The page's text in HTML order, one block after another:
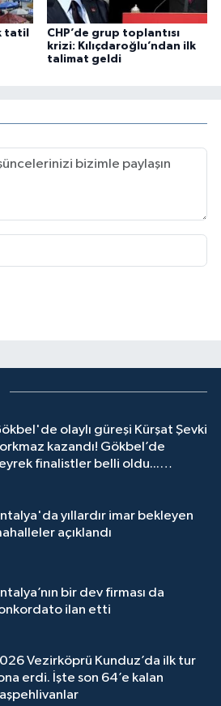
tatil
CHP’de grup toplantısı
krizi: Kılıçdaroğlu’ndan ilk
talimat geldi
olaylı güreşi Kürşat Şevki
kazandı! Gökbel’de
finalistler belli oldu...
yıllardır imar bekleyen
açıklandı
bir dev firması da
ilan etti
Vezirköprü Kunduz’da ilk tur
erdi. İşte son 64’e kalan